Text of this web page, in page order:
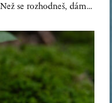
se rozhodneš, dám…